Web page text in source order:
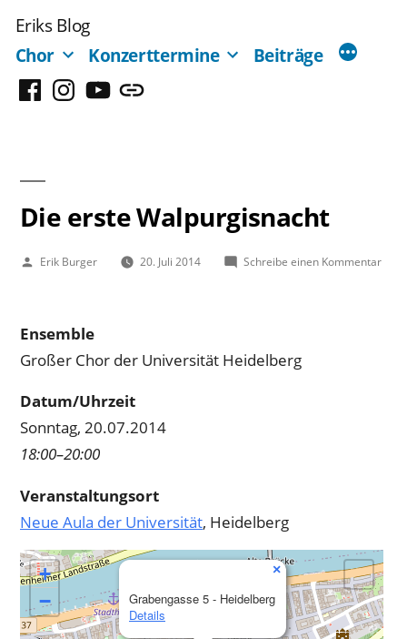
Inhalt
springen
Eriks Blog
Chor
Konzerttermine Beiträge
FacebookInstagram
YouTubeMastodon
Die erste Walpurgisnacht
Veröffentlicht
Erik Burger 20. Juli 2014 Schreibe einen Kommentarzu
Ensemble
Großer Chor der Universität Heidelberg
Datum/Uhrzeit
Sonntag, 20.07.2014
18:00–20:00
Veranstaltungsort
Neue Aula der Universität, Heidelberg
Grabengasse 5 - Heidelberg
Details
×
+
−